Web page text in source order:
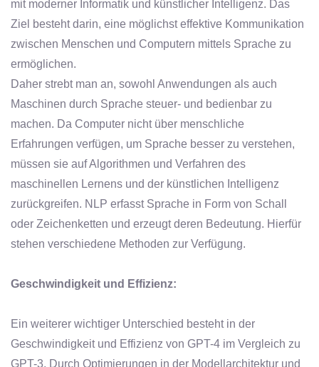
mit moderner Informatik und künstlicher Intelligenz. Das
Ziel besteht darin, eine möglichst effektive Kommunikation
zwischen Menschen und Computern mittels Sprache zu
ermöglichen.
Daher strebt man an, sowohl Anwendungen als auch
Maschinen durch Sprache steuer- und bedienbar zu
machen. Da Computer nicht über menschliche
Erfahrungen verfügen, um Sprache besser zu verstehen,
müssen sie auf Algorithmen und Verfahren des
maschinellen Lernens und der künstlichen Intelligenz
zurückgreifen. NLP erfasst Sprache in Form von Schall
oder Zeichenketten und erzeugt deren Bedeutung. Hierfür
stehen verschiedene Methoden zur Verfügung.
Geschwindigkeit und Effizienz:
Ein weiterer wichtiger Unterschied besteht in der
Geschwindigkeit und Effizienz von GPT-4 im Vergleich zu
GPT-3. Durch Optimierungen in der Modellarchitektur und